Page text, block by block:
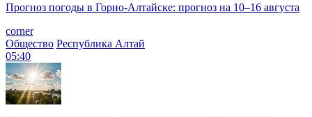
Прогноз погоды в Горно-Алтайске: прогноз на 10–16 августа
corner
Общество Республика Алтай
05:40